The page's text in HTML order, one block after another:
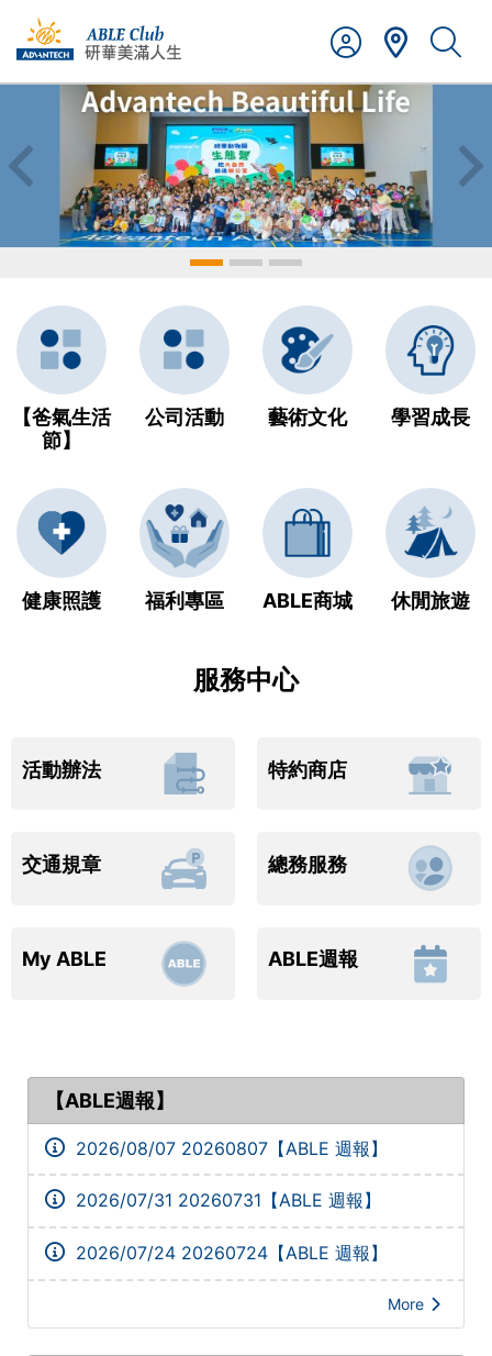
Previous
【爸氣生活
節】
公司活動 藝術文化 學習成長
健康照護 福利專區 ABLE商城 休閒旅遊
服務中心
活動辦法 特約商店
交通規章 總務服務
My ABLE ABLE週報
【ABLE週報】
2026/08/07 20260807【ABLE 週報】
2026/07/31 20260731【ABLE 週報】
2026/07/24 20260724【ABLE 週報】
More